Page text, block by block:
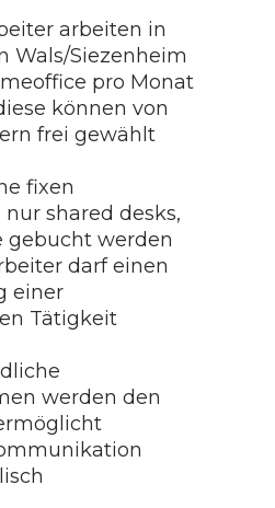
arbeiten in
Wals/Siezenheim
pro Monat
können von
frei gewählt
fixen
shared desks,
gebucht werden
darf einen
einer
Tätigkeit
werden den